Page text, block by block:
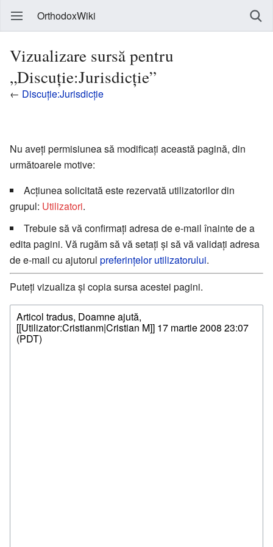
OrthodoxWiki
Vizualizare sursă pentru
„Discuție:Jurisdicție”
← Discuție:Jurisdicție
Nu aveți permisiunea să modificați această pagină, din
următoarele motive:
Acțiunea solicitată este rezervată utilizatorilor din
grupul: Utilizatori.
Trebuie să vă confirmați adresa de e-mail înainte de a
edita pagini. Vă rugăm să vă setați și să vă validați adresa
de e-mail cu ajutorul preferințelor utilizatorului.
Puteți vizualiza și copia sursa acestei pagini.